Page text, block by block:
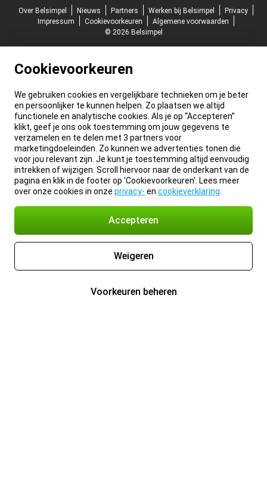
Over Belsimpel
Nieuws Partners Werken bij Belsimpel
Privacy
Impressum
Cookievoorkeuren
Algemene voorwaarden
© 2026 Belsimpel
Cookievoorkeuren
We gebruiken cookies en vergelijkbare technieken om je beter
en persoonlijker te kunnen helpen. Zo plaatsen we altijd
functionele en analytische cookies. Als je op “Accepteren”
klikt, geef je ons ook toestemming om jouw gegevens te
verzamelen en te delen met 3 partners voor
marketingdoeleinden. Zo kunnen we advertenties tonen die
voor jou relevant zijn. Je kunt je toestemming altijd eenvoudig
intrekken of wijzigen. Scroll hiervoor naar de onderkant van de
pagina en klik in de footer op 'Cookievoorkeuren'. Lees meer
over onze cookies in onze privacy- en cookieverklaring
Accepteren
Weigeren
Voorkeuren beheren